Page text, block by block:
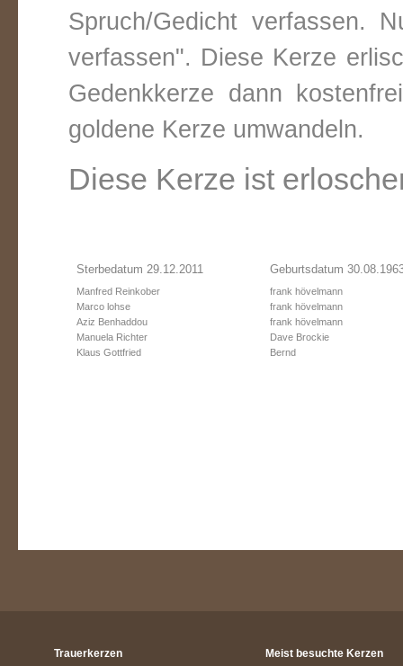
Spruch/Gedicht verfassen.
verfassen". Diese Kerze
Gedenkkerze dann
goldene Kerze umwandeln.
Diese Kerze ist
Sterbedatum 29.12.2011
Manfred Reinkober
Marco lohse
Aziz Benhaddou
Manuela Richter
Klaus Gottfried
Geburtsdatum
frank hövelmann
frank hövelmann
frank hövelmann
Dave Brockie
Bernd
Trauerkerzen
Meist besuchte Kerzen